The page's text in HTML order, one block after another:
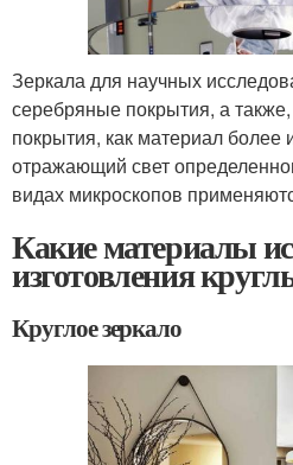
Зеркала для научных
серебряные покрытия, а
покрытия, как материал
отражающий свет
видах микроскопов
Какие материалы
изготовления
Круглое зеркало